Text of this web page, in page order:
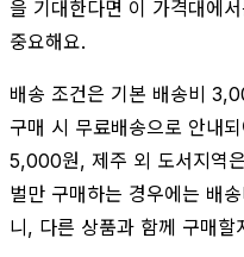
을 기대한다면 이 가격대에
중요해요.
배송 조건은 기본 배송비
구매 시 무료배송으로 안내
5,000원, 제주 외 도서지역
벌만 구매하는 경우에는 배
니, 다른 상품과 함께 구매할